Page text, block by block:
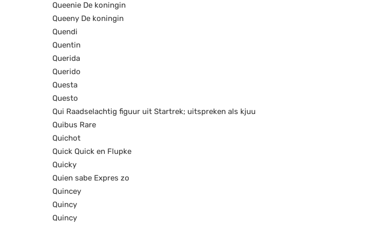
Queenie De koningin
Queeny De koningin
Quendi
Quentin
Querida
Querido
Questa
Questo
Qui Raadselachtig figuur uit Startrek; uitspreken als kjuu
Quibus Rare
Quichot
Quick Quick en Flupke
Quicky
Quien sabe Expres zo
Quincey
Quincy
Quincy